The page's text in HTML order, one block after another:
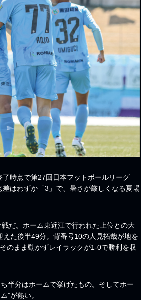
時点で第27回日本フットボールリーグ
はわずか「3」で、暑さが厳しくなる夏場
だ。ホーム東近江で行われた上位との大
た後半49分。背番号10の人見拓哉が地を
のまま動かずレイラックが1-0で勝利を収
半分はホームで挙げたもの。そしてホー
”が熱い。